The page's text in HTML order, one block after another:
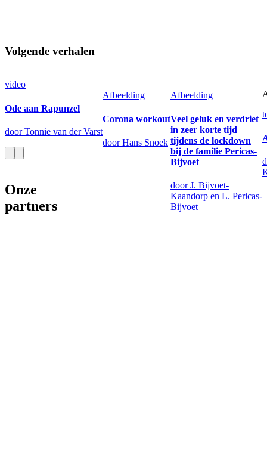
Volgende verhalen
video
Ode aan Rapunzel
door Tonnie van der Varst
Afbeelding
Corona workout
door Hans Snoek
Afbeelding
Veel geluk en verdriet
in zeer korte tijd
tijdens de lockdown
bij de familie Pericas-
Bijvoet
door J. Bijvoet-
Kaandorp en L. Pericas-
Bijvoet
Onze
partners